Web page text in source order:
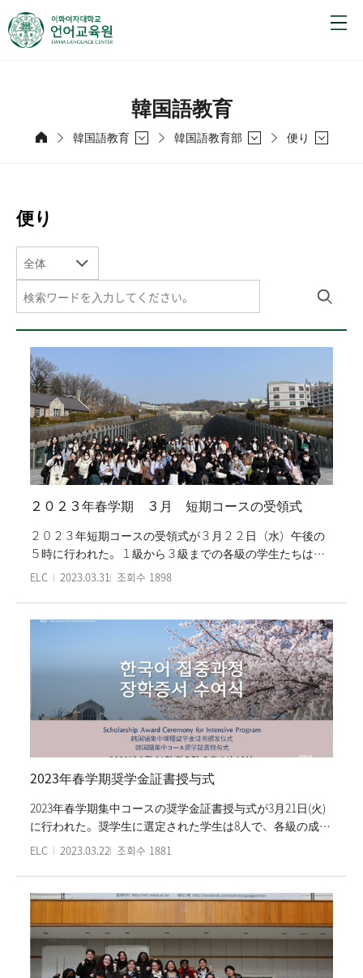
韓国語教育
韓国語教育 韓国語教育部 便り
便り
全体
２０２３年春学期 ３月 短期コースの受領式
２０２３年短期コースの受領式が３月２２日（水）午後の
５時に行われた。１級から３級までの各級の学生たちは優
秀賞と受領書を受け取り、続いて受領の感想とこれからの
取り、先生に感謝の思いを届けた。３月短期コースのは３
週くらい韓国語を習い、韓国の文化を体験するプログラム
である。 特に、３週短期コースの初級クラスは短期コース
に合わせた『エセンス梨花韓国語』教材で授業を進行し、
文化体験活動は’ジャングとサムルノリ体験（国立国楽
院）’と’韓国料理教室（韓食振興院）‘であった。今回の３
月短期コースには交流大学である 桃山学院大学
（Momoyama Gakuin University）、 西南学院大学
（Seinan Gakuin University) 学生たちも参加した。
ELC 2023.03.31 조회수 1898
2023年春学期奨学金証書授与式
2023年春学期集中コースの奨学金証書授与式が3月21日(火)
に行われた。奨学生に選定された学生は8人で、各級の成績
最優秀者である。奨学金証書授与式には イ·ウンジュ （이
先生たちが出席し、奨学生たちの受賞をお祝いした。 授与
式はイ·ウンジュ 院長のお祝いと奨学金証書授与, 奨学生た
ちの感想発表と記念撮に進行された。学生たちは集中コー
スの登録費の50パーセントを韓国語優秀奨学金としてもら
う。梨花女子大学言語教育院は毎学期学生たちに成績優秀
奨学金を授与している。
ELC 2023.03.22 조회수 1881